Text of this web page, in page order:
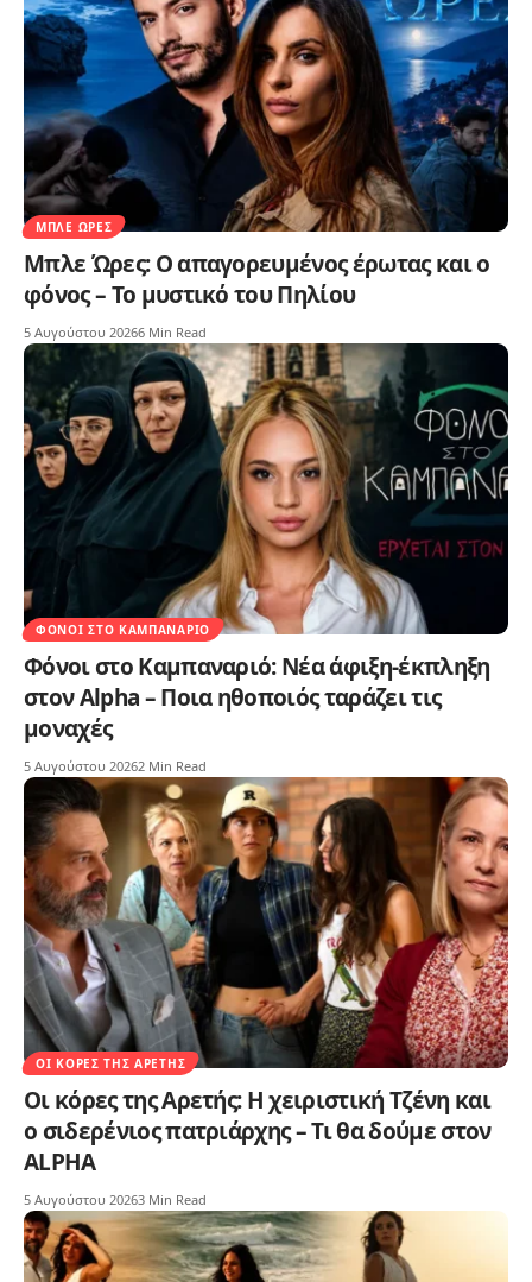
ΜΠΛΕ ΏΡΕΣ
Μπλε Ώρες: Ο απαγορευμένος έρωτας και ο
φόνος – Το μυστικό του Πηλίου
5 Αυγούστου 20266 Min Read
ΦΌΝΟΙ ΣΤΟ ΚΑΜΠΑΝΑΡΙΌ
Φόνοι στο Καμπαναριό: Νέα άφιξη-έκπληξη
στον Alpha – Ποια ηθοποιός ταράζει τις
μοναχές
5 Αυγούστου 20262 Min Read
ΟΙ ΚΌΡΕΣ ΤΗΣ ΑΡΕΤΉΣ
Οι κόρες της Αρετής: Η χειριστική Τζένη και
ο σιδερένιος πατριάρχης – Τι θα δούμε στον
ALPHA
5 Αυγούστου 20263 Min Read